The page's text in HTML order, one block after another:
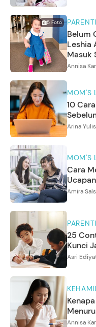
5 Foto
Belum
Leshia
Masuk
Annisa
MOM'S
10
Arina
MOM'S
Cara
Amira
25
Kunci
Asri
Annisa